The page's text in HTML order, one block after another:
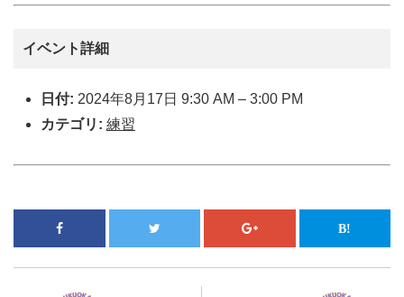
イベント詳細
日付: 2024年8月17日 9:30 AM – 3:00 PM
カテゴリ: 練習